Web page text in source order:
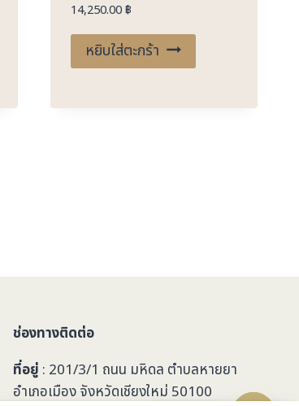
14,250.00฿
หยิบใส่ตะกร้า
ช่องทางติดต่อ
ที่อยู่ : 201/3/1 ถนน มหิดล ตำบลหายยา
อำเภอเมือง จังหวัดเชียงใหม่ 50100